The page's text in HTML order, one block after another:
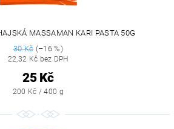
MASSAMAN KARI PASTA 50G
30 Kč(–16 %)
22,32 Kč bez DPH
25 Kč
200 Kč / 400 g